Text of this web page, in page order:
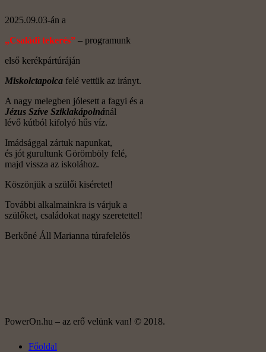
2025.09.03-án a
„Családi tekerés” – programunk
első kerékpártúráján
Miskolctapolca felé vettük az irányt.
A nagy melegben jólesett a fagyi és a
Jézus Szíve Sziklakápolnánál
lévő kútból kifolyó hűs víz.
Imádsággal zártuk napunkat,
és jót gurultunk Görömböly felé,
majd vissza az iskolához.
Köszönjük a szülői kiséretet!
További alkalmainkra is várjuk a
szülőket, családokat nagy szeretettel!
Berkőné Áll Marianna túrafelelős
PowerOn.hu – az erő velünk van! © 2018.
Főoldal